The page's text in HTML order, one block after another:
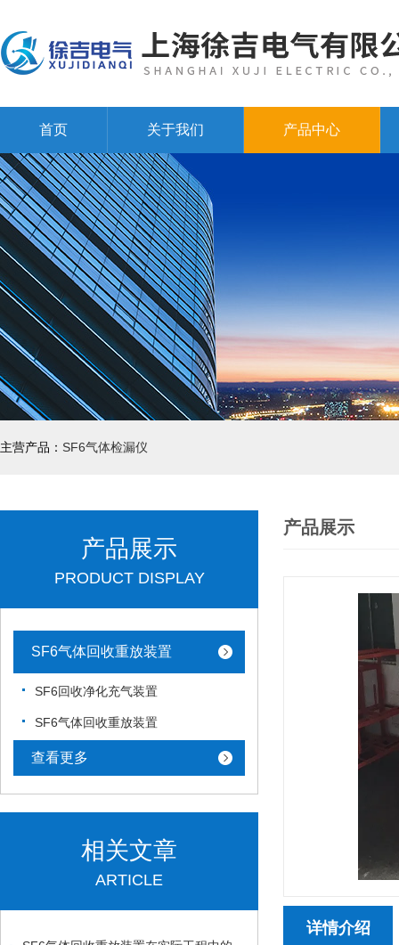
首页 关于我们 产品中心
主营产品： SF6气体检漏仪
产品展示
PRODUCT DISPLAY
SF6气体回收重放装置
SF6回收净化充气装置
SF6气体回收重放装置
查看更多
相关文章
ARTICLE
产品展示
详情介绍